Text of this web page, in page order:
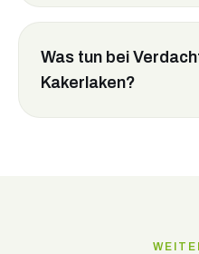
Was tun bei
Kakerlaken?